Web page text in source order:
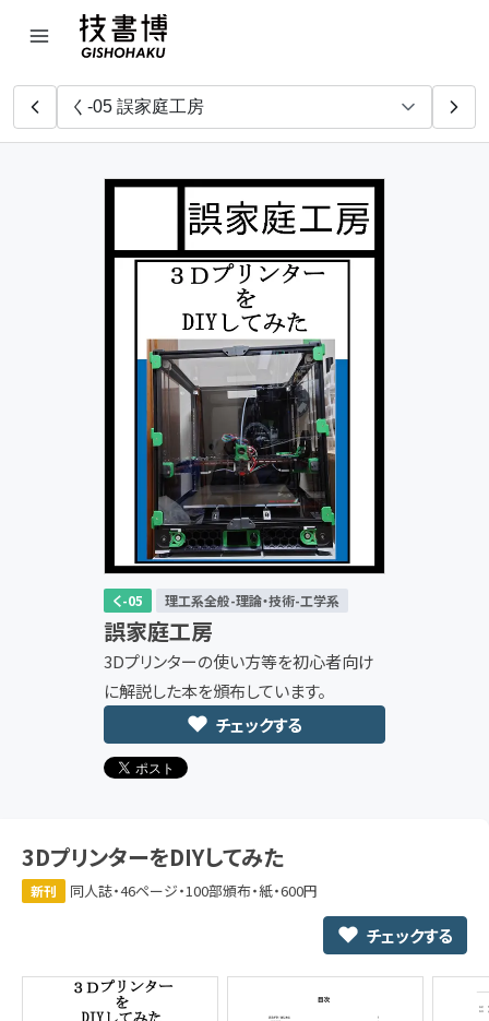
ちんちらんど
く-05 理工系全般-理論・技術-工学系
誤家庭工房
3Dプリンターの使い方等を初心者向け
に解説した本を頒布しています。
チェックする
3DプリンターをDIYしてみた
新刊 同人誌・46ページ・100部頒布・紙・600円
チェックする